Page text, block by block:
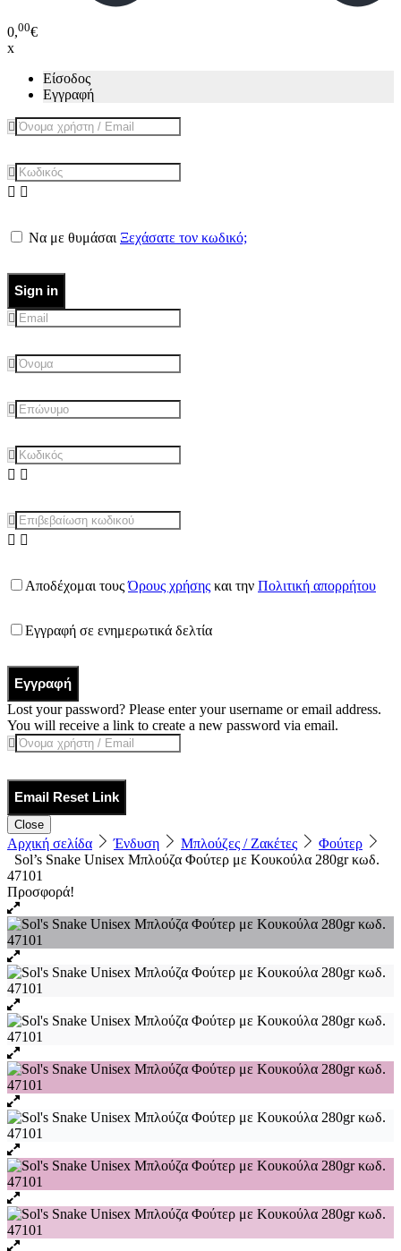
0,00€
x
Είσοδος
Εγγραφή
Να με θυμάσαι Ξεχάσατε τον κωδικό;
Sign in
Αποδέχομαι τουςΌρους χρήσης και την Πολιτική απορρήτου
Εγγραφή σε ενημερωτικά δελτία
Εγγραφή
Lost your password? Please enter your username or email address.
You will receive a link to create a new password via email.
Email Reset Link
Close
Αρχική σελίδα Ένδυση Μπλούζες / Ζακέτες
Φούτερ
Sol’s Snake Unisex Μπλούζα Φούτερ με Κουκούλα 280gr κωδ.
47101
Προσφορά!